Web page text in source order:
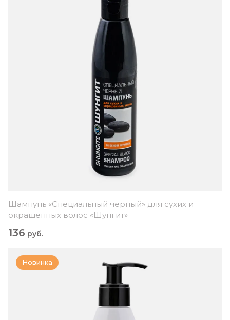
Шампунь «Специальный черный» для сухих и
окрашенных волос «Шунгит»
136 руб.
Новинка